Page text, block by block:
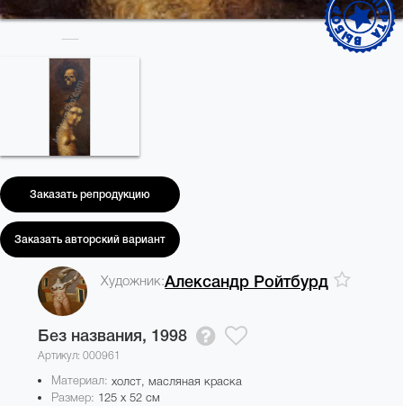
Заказать репродукцию
Заказать авторский вариант
Художник:Александр Ройтбурд
Без названия, 1998
Артикул: 000961
Материал: холст, масляная краска
Размер: 125 x 52 см